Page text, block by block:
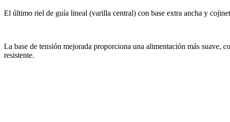
El último riel de guía lineal (varilla central) con base extra ancha y
La base de tensión mejorada proporciona una alimentación más
resistente.